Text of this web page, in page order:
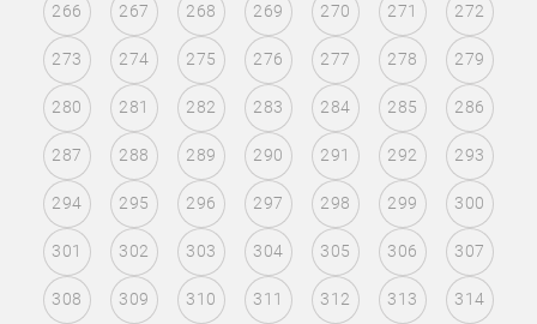
266 267 268 269 270 271 272
273 274 275 276 277 278 279
280 281 282 283 284 285 286
287 288 289 290 291 292 293
294 295 296 297 298 299 300
301 302 303 304 305 306 307
308 309 310 311 312 313 314